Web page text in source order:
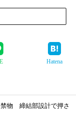
Hatena
禁物 締結部設計で押さ